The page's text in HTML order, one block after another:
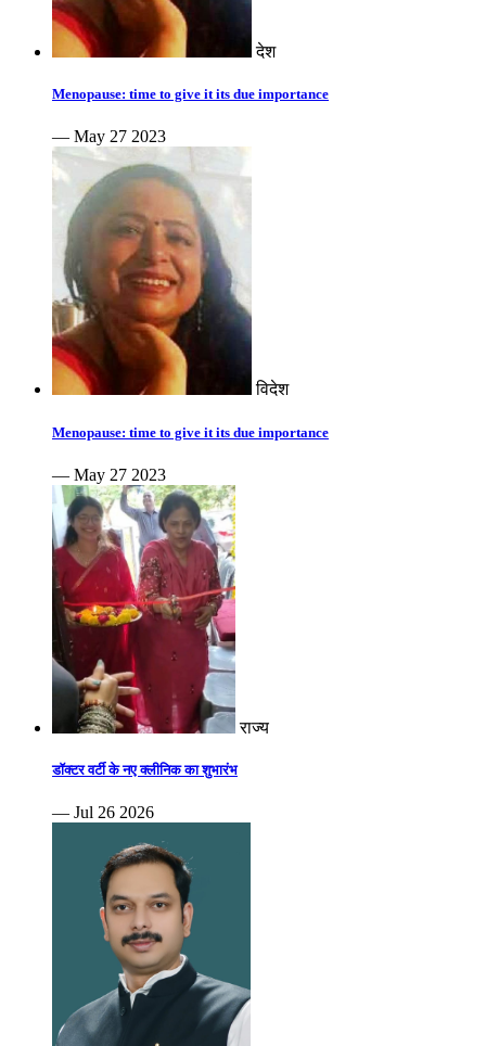
देश
Menopause: time to give it its due importance
— May 27 2023
विदेश
Menopause: time to give it its due importance
— May 27 2023
राज्य
डॉक्टर वर्टी के नए क्लीनिक का शुभारंभ
— Jul 26 2026